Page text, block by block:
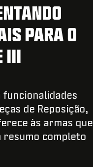
PARA O
III
de Reposição,
às armas que
resumo completo